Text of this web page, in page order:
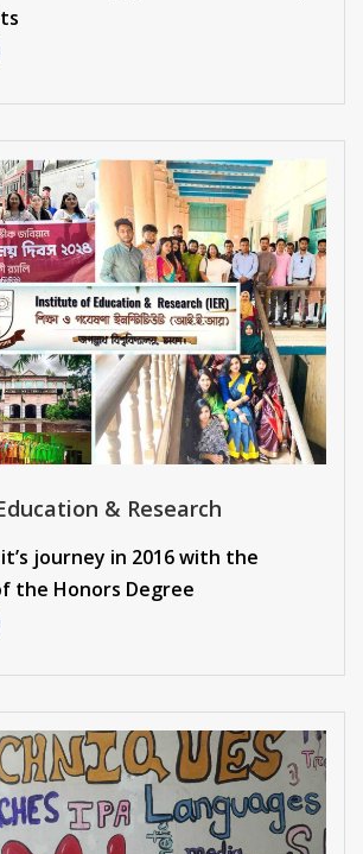
& Research
journey in 2016 with the
the Honors Degree